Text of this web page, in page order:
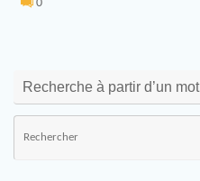
0
Recherche à partir d’un mot